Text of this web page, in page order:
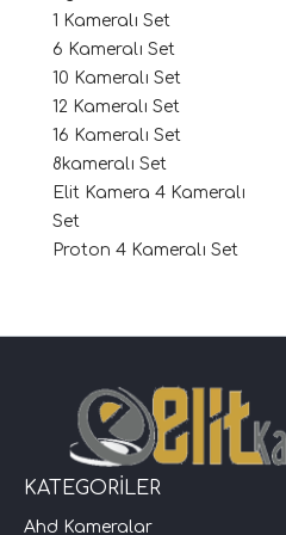
1 Kameralı Set
6 Kameralı Set
10 Kameralı Set
12 Kameralı Set
16 Kameralı Set
8kameralı Set
Elit Kamera 4 Kameralı
Set
Proton 4 Kameralı Set
KATEGORİLER
Ahd Kameralar